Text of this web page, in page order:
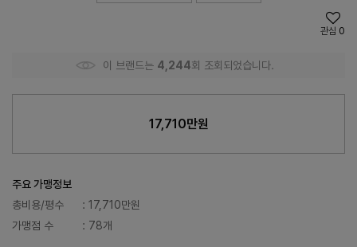
관심 0
이 브랜드는 4,244회 조회되었습니다.
17,710만원
주요 가맹정보
총비용/평수
: 17,710만원
가맹점 수
: 78개